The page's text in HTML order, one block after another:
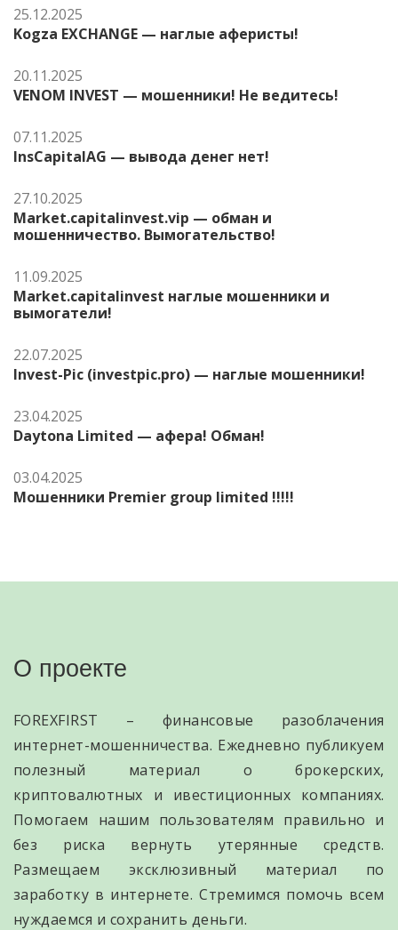
25.12.2025
Kogza EXCHANGE — наглые аферисты!
20.11.2025
VENOM INVEST — мошенники! Не ведитесь!
07.11.2025
InsCapitalAG — вывода денег нет!
27.10.2025
Market.capitalinvest.vip — обман и
мошенничество. Вымогательство!
11.09.2025
Market.capitalinvest наглые мошенники и
вымогатели!
22.07.2025
Invest-Pic (investpic.pro) — наглые мошенники!
23.04.2025
Daytona Limited — афера! Обман!
03.04.2025
Мошенники Premier group limited !!!!!
О проекте
FOREXFIRST – финансовые разоблачения
интернет-мошенничества. Ежедневно публикуем
полезный материал о брокерских,
криптовалютных и ивестиционных компаниях.
Помогаем нашим пользователям правильно и
без риска вернуть утерянные средств.
Размещаем эксклюзивный материал по
заработку в интернете. Стремимся помочь всем
нуждаемся и сохранить деньги.